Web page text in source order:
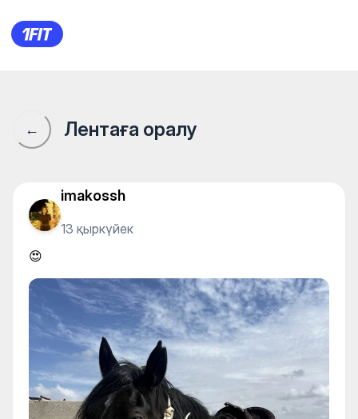
АТЛАС — Horseback riding
← Лентаға оралу
imakossh
13 қыркүйек
😍